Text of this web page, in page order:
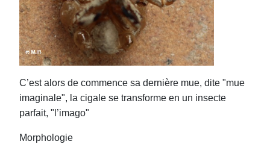
C’est alors de commence sa dernière mue, dite ʺmue
imaginaleʺ, la cigale se transforme en un insecte
parfait, ʺl’imagoʺ
Morphologie